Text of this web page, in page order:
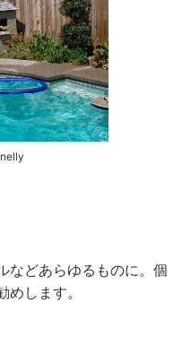
などあらゆるものに。個
します。